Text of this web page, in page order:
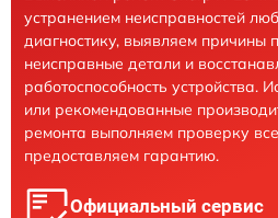
устранением неисправностей
диагностику, выявляем причины
неисправные детали и
работоспособность устройства.
или рекомендованные
ремонта выполняем проверку
предоставляем гарантию.
Официальный сервис